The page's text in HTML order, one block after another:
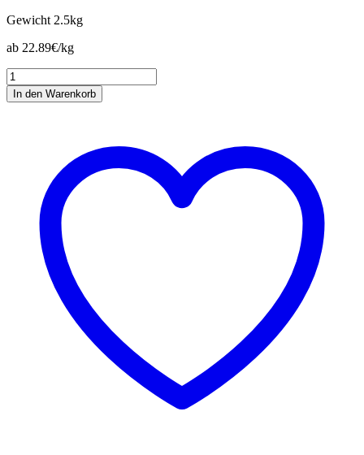
Gewicht 2.5kg
ab 22.89€/kg
NAF
OFF
Deet
In den Warenkorb